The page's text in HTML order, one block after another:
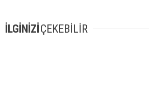
İLGİNİZİÇEKEBİLİR